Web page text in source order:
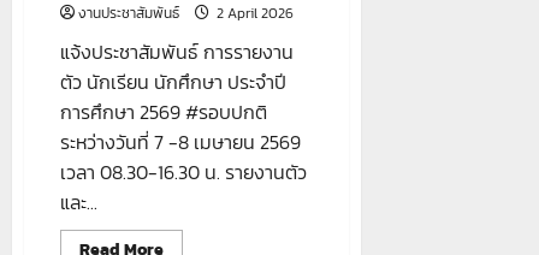
งานประชาสัมพันธ์ 2 April 2026
แจ้งประชาสัมพันธ์ การรายงาน
ตัว นักเรียน นักศึกษา ประจำปี
การศึกษา 2569 #รอบปกติ
ระหว่างวันที่ 7 -8 เมษายน 2569
เวลา 08.30-16.30 น. รายงานตัว
และ...
Read MoreRead